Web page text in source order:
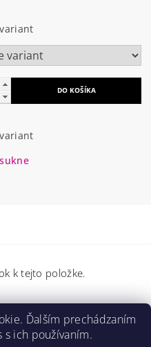
k tejto položke.
Ďalším prechádzaním
ich používaním.